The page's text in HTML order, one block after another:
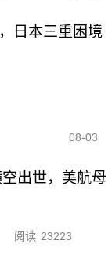
日本三重困境
08-03
出世，美航母
阅读 23223